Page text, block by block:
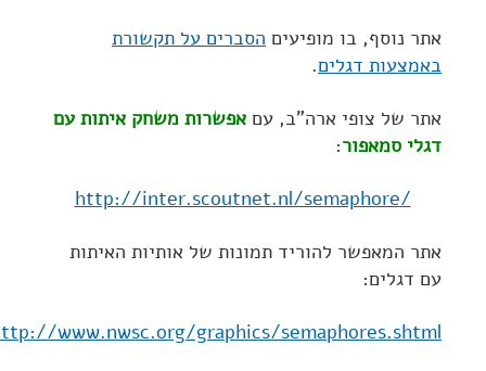
אתר נוסף, בו מופיעים הסברים על תקשורת
באמצעות דגלים.
אתר של צופי ארה"ב, עם אפשרות משחק איתות עם
דגלי סמאפור:
/http://inter.scoutnet.nl/semaphore
אתר המאפשר להוריד תמונות של אותיות האיתות
עם דגלים:
www.nwsc.org/graphics/semaphores.shtml